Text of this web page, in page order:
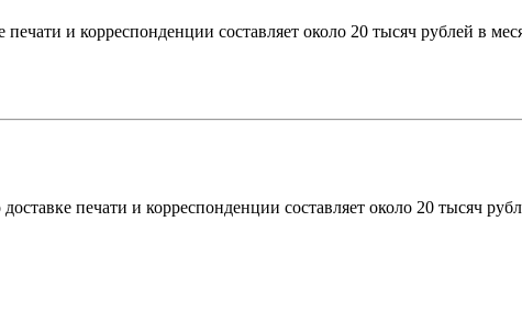
печати и корреспонденции составляет около 20 тысяч рублей в
печати и корреспонденции составляет около 20 тысяч